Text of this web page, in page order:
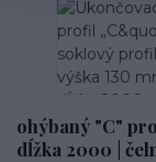
ohýbaný "C"
dĺžka 2000 |